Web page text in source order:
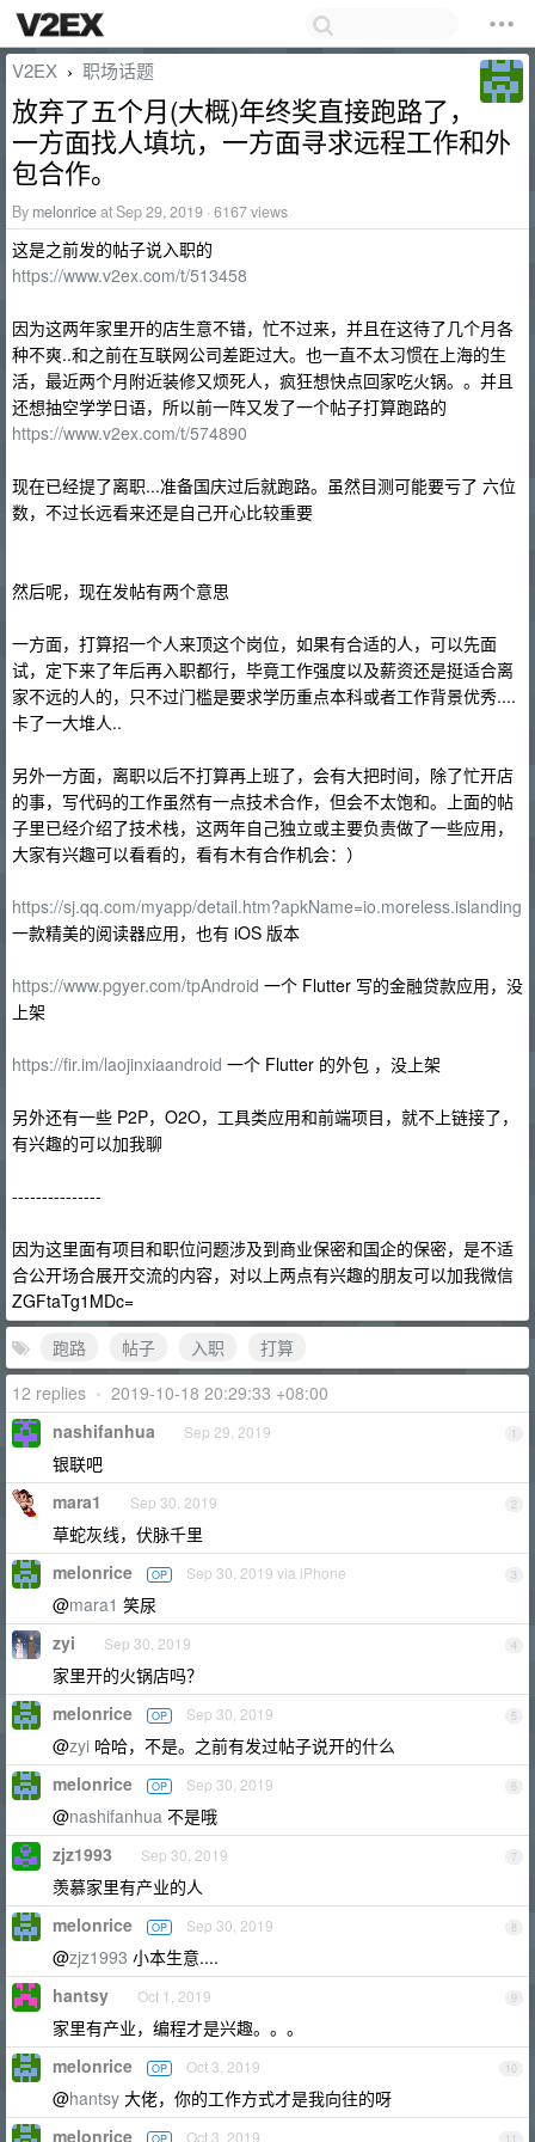
V2EX › 职场话题
放弃了五个月(大概)年终奖直接跑路了，
一方面找人填坑，一方面寻求远程工作和外
包合作。
By melonriceat Sep 29, 2019 · 6167 views
这是之前发的帖子说入职的
https://www.v2ex.com/t/513458
因为这两年家里开的店生意不错，忙不过来，并且在这待了几个月各
种不爽..和之前在互联网公司差距过大。也一直不太习惯在上海的生
活，最近两个月附近装修又烦死人，疯狂想快点回家吃火锅。。并且
还想抽空学学日语，所以前一阵又发了一个帖子打算跑路的
https://www.v2ex.com/t/574890
现在已经提了离职...准备国庆过后就跑路。虽然目测可能要亏了 六位
数，不过长远看来还是自己开心比较重要
然后呢，现在发帖有两个意思
一方面，打算招一个人来顶这个岗位，如果有合适的人，可以先面
试，定下来了年后再入职都行，毕竟工作强度以及薪资还是挺适合离
家不远的人的，只不过门槛是要求学历重点本科或者工作背景优秀....
卡了一大堆人..
另外一方面，离职以后不打算再上班了，会有大把时间，除了忙开店
的事，写代码的工作虽然有一点技术合作，但会不太饱和。上面的帖
子里已经介绍了技术栈，这两年自己独立或主要负责做了一些应用，
大家有兴趣可以看看的，看有木有合作机会：）
https://sj.qq.com/myapp/detail.htm?apkName=io.moreless.islanding
一款精美的阅读器应用，也有 iOS 版本
https://www.pgyer.com/tpAndroid 一个 Flutter 写的金融贷款应用，没
上架
https://fir.im/laojinxiaandroid 一个 Flutter 的外包 ，没上架
另外还有一些 P2P，O2O，工具类应用和前端项目，就不上链接了，
有兴趣的可以加我聊
---------------
因为这里面有项目和职位问题涉及到商业保密和国企的保密，是不适
合公开场合展开交流的内容，对以上两点有兴趣的朋友可以加我微信
ZGFtaTg1MDc=
跑路
帖子 入职
打算
12 replies • 2019-10-18 20:29:33 +08:00
1
nashifanhua Sep 29, 2019
银联吧
2
mara1 Sep 30, 2019
草蛇灰线，伏脉千里
3
melonrice OP Sep 30, 2019 via iPhone
@mara1 笑尿
4
zyi Sep 30, 2019
家里开的火锅店吗？
5
melonrice OP Sep 30, 2019
@zyi 哈哈，不是。之前有发过帖子说开的什么
6
melonrice OP Sep 30, 2019
@nashifanhua 不是哦
7
zjz1993 Sep 30, 2019
羡慕家里有产业的人
8
melonrice OP Sep 30, 2019
@zjz1993 小本生意....
9
hantsy Oct 1, 2019
家里有产业，编程才是兴趣。。。
10
melonrice OP Oct 3, 2019
@hantsy 大佬，你的工作方式才是我向往的呀
melonrice Oct 3, 2019